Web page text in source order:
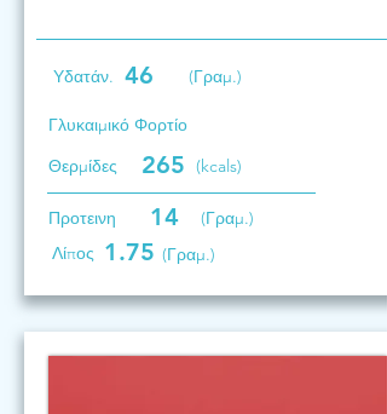
Υδατάν. 46 (Γραμ.)
Γλυκαιμικό Φορτίο
Θερμίδες
265 (kcals)
Προτεινη 14
(Γραμ.)
Λίπος 1.75 (Γραμ.)